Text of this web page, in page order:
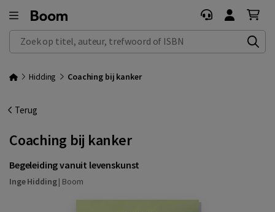
Zoek op titel, auteur, trefwoord of ISBN
Hidding Coaching bij kanker
Terug
Coaching bij kanker
Begeleiding vanuit levenskunst
Inge Hidding| Boom